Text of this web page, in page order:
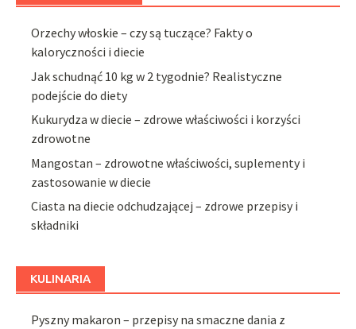
Orzechy włoskie – czy są tuczące? Fakty o
kaloryczności i diecie
Jak schudnąć 10 kg w 2 tygodnie? Realistyczne
podejście do diety
Kukurydza w diecie – zdrowe właściwości i korzyści
zdrowotne
Mangostan – zdrowotne właściwości, suplementy i
zastosowanie w diecie
Ciasta na diecie odchudzającej – zdrowe przepisy i
składniki
KULINARIA
Pyszny makaron – przepisy na smaczne dania z